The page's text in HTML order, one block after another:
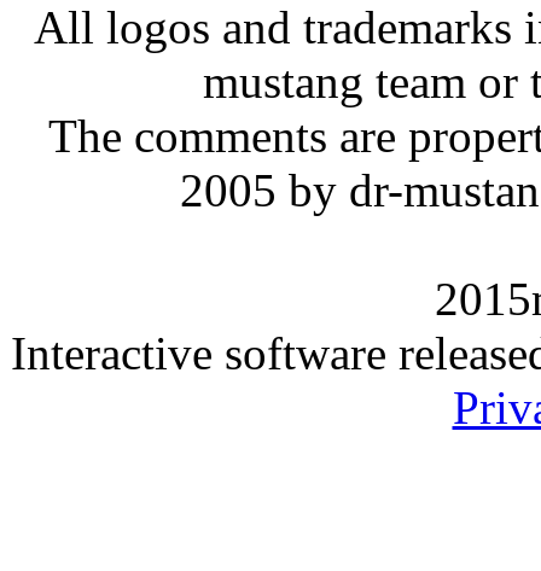
All logos and trademarks
mustang team or
The comments are
2005 by dr-
Interactive software